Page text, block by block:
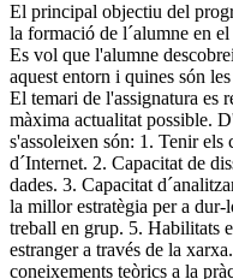
El principal objectiu del
la formació de l´alumne en
Es vol que l'alumne
aquest entorn i quines són
El temari de l'assignatura es
màxima actualitat possible.
s'assoleixen són: 1. Tenir els
d´Internet. 2. Capacitat de
dades. 3. Capacitat
la millor estratègia per a
treball en grup. 5. Habilitats
estranger a través de la
coneixements teòrics a la